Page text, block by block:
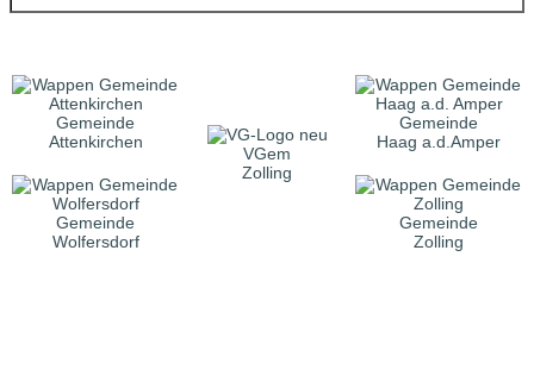
Gemeinde
Attenkirchen
VGem
Zolling
Gemeinde
Haag a.d.Amper
Gemeinde
Wolfersdorf
Gemeinde
Zolling